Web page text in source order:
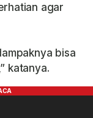
agar
bisa
katanya.